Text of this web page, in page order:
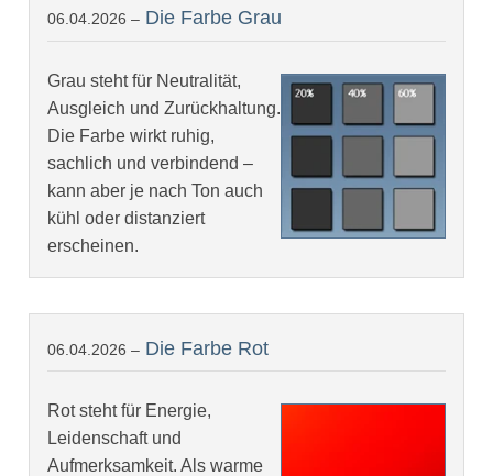
06.04.2026 – Die Farbe Grau
Grau steht für Neutralität,
Ausgleich und Zurückhaltung.
Die Farbe wirkt ruhig,
sachlich und verbindend –
kann aber je nach Ton auch
kühl oder distanziert
erscheinen.
06.04.2026 – Die Farbe Rot
Rot steht für Energie,
Leidenschaft und
Aufmerksamkeit. Als warme